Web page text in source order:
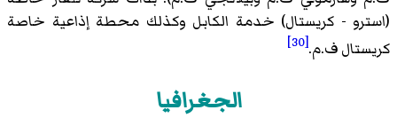
(استرو - كريستال) خدمة الكابل وكذلك محطة إذاعية خاصة
كريستال ف.م.[30]
الجغرافيا